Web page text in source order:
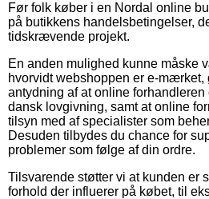
Før folk køber i en Nordal online
på butikkens handelsbetingelser,
tidskrævende projekt.
En anden mulighed kunne måske
hvorvidt webshoppen er e-mærket,
antydning af at online
dansk lovgivning, samt at online
tilsyn med af specialister som
Desuden tilbydes du chance for
problemer som følge af din ordre.
Tilsvarende støtter vi at kunden er
forhold der influerer på købet, til